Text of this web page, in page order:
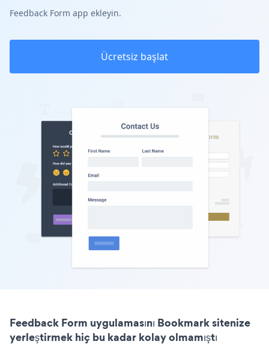
Feedback Form app ekleyin.
Ücretsiz başlat
Feedback Form uygulamasını Bookmark sitenize
yerleştirmek hiç bu kadar kolay olmamıştı